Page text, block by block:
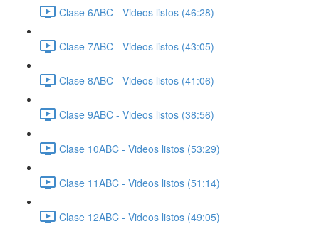
Clase 6ABC - Videos listos (46:28)
Clase 7ABC - Videos listos (43:05)
Clase 8ABC - Videos listos (41:06)
Clase 9ABC - Videos listos (38:56)
Clase 10ABC - Videos listos (53:29)
Clase 11ABC - Videos listos (51:14)
Clase 12ABC - Videos listos (49:05)